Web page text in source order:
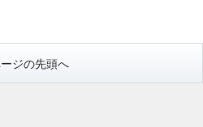
ジの先頭へ